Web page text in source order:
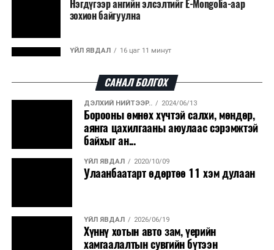
Нэгдүгээр ангийн элсэлтийг E-Mongolia-аар
зохион байгуулна
ҮЙЛ ЯВДАЛ 16 цаг 11 минут
талаас илүү хувь нь 13-аас...
ҮЙЛ ЯВДАЛ
Засгийн газар энэ оныг дуустал санхүүгийн
хэмнэлтийн горимд шилжинэ
ХЭН ЮУ ХЭЛЭВ...
Шатахууны импортын гаалийн албан татварыг
ҮЙЛ ЯВДАЛ
Нөөцийн махны хяналтын тогтолцоог
САНАЛ БОЛГОХ
ДЭЛХИЙ НИЙТЭЭР.. 2024/06/13
Борооны өмнөх хүчтэй салхи, мөндөр,
аянга цахилгааны аюулаас сэрэмжтэй
байхыг ан...
ҮЙЛ ЯВДАЛ 2020/10/09
Улаанбаатарт өдөртөө 11 хэм дулаан
ҮЙЛ ЯВДАЛ 2026/06/19
Хүннү хотын авто зам, үерийн
хамгаалалтын сувгийн бүтээн